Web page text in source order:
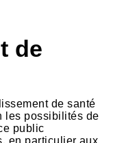
de
de santé
les possibilités de
public
en particulier aux